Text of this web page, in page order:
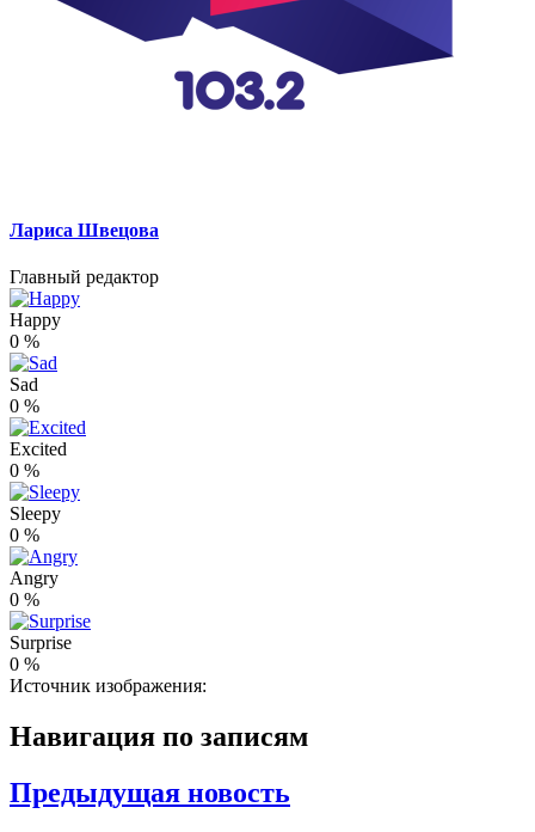
Лариса Швецова
Главный редактор
Happy
0 %
Sad
0 %
Excited
0 %
Sleepy
0 %
Angry
0 %
Surprise
0 %
Источник изображения:
Навигация по записям
Предыдущая новость